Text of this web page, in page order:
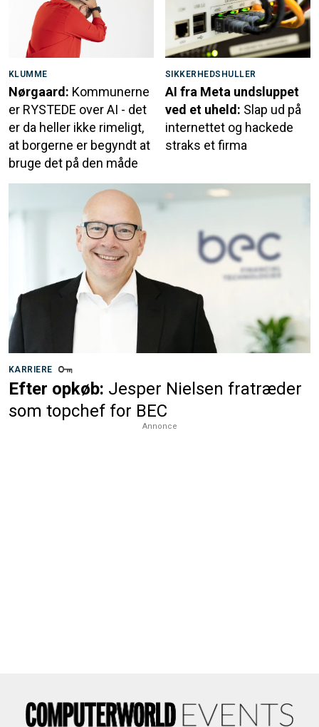
KLUMME
Nørgaard: Kommunerne
er RYSTEDE over AI - det
er da heller ikke rimeligt,
at borgerne er begyndt at
bruge det på den måde
SIKKERHEDSHULLER
AI fra Meta undsluppet
ved et uheld: Slap ud på
internettet og hackede
straks et firma
KARRIERE
Efter opkøb: Jesper Nielsen fratræder
som topchef for BEC
Annonce